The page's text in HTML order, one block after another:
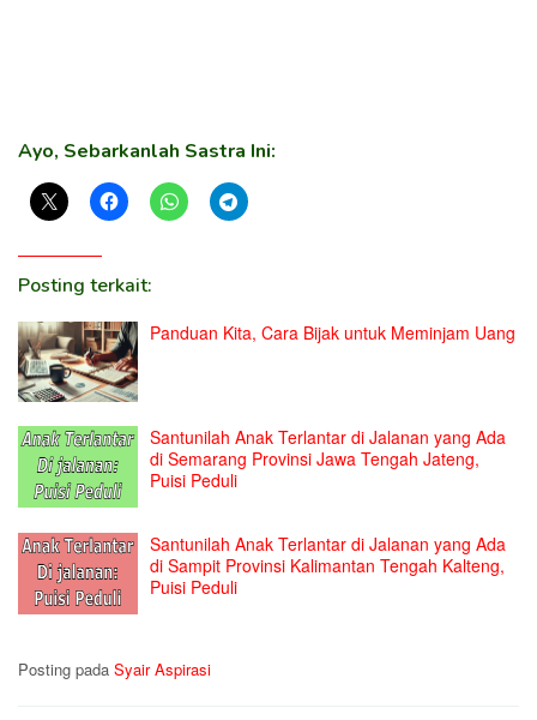
Ayo, Sebarkanlah Sastra Ini:
Posting terkait:
Panduan Kita, Cara Bijak untuk Meminjam Uang
Santunilah Anak Terlantar di Jalanan yang Ada
di Semarang Provinsi Jawa Tengah Jateng,
Puisi Peduli
Santunilah Anak Terlantar di Jalanan yang Ada
di Sampit Provinsi Kalimantan Tengah Kalteng,
Puisi Peduli
Posting pada Syair Aspirasi